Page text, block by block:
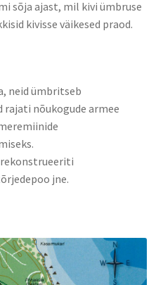
sõja ajast, mil kivi ümbruse
kivisse väikesed praod.
neid ümbritseb
nõukogude armee
jne.